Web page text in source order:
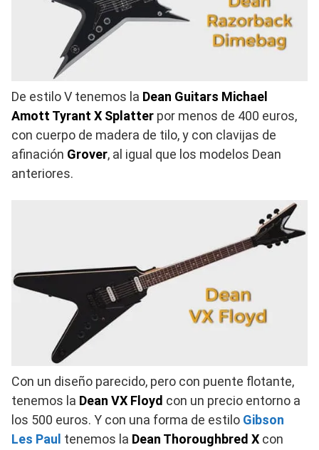
De estilo V tenemos la Dean Guitars Michael
Amott Tyrant X Splatter por menos de 400 euros,
con cuerpo de madera de tilo, y con clavijas de
afinación Grover, al igual que los modelos Dean
anteriores.
Con un diseño parecido, pero con puente flotante,
tenemos la Dean VX Floyd con un precio entorno a
los 500 euros. Y con una forma de estilo Gibson
Les Paul tenemos la Dean Thoroughbred X con